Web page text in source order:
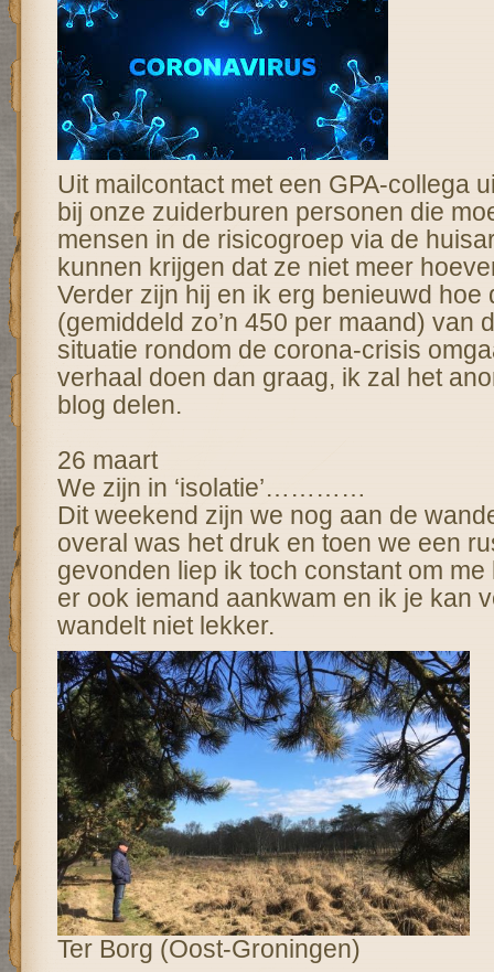
Uit mailcontact met een GPA-collega
bij onze zuiderburen personen die
mensen in de risicogroep via de
kunnen krijgen dat ze niet meer
Verder zijn hij en ik erg benieuwd hoe
(gemiddeld zo’n 450 per maand) van
situatie rondom de corona-crisis
verhaal doen dan graag, ik zal het
blog delen.
26 maart
We zijn in ‘isolatie’…………
Dit weekend zijn we nog aan de
overal was het druk en toen we een
gevonden liep ik toch constant om
er ook iemand aankwam en ik je kan
wandelt niet lekker.
Ter Borg (Oost-Groningen)